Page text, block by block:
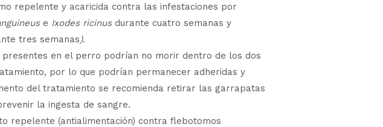
repelente y acaricida contra las infestaciones por
e Ixodes ricinus durante cuatro semanas y
tres semanas ).
en el perro podrían no morir dentro de los dos
por lo que podrían permanecer adheridas y
del tratamiento se recomienda retirar las garrapatas
la ingesta de sangre.
repelente (antialimentación) contra flebotomos